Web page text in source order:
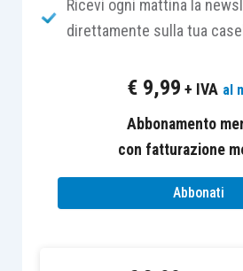
di emissione della
documento non sia
fattura, nella maggioranza dei
controbilanciato dall’obbligo
o dello scontrino
Ricevi ogni mattina la
direttamente sulla tua
€ 9,99 + IVA al
Abbonamento
con fatturazione
Abbonati